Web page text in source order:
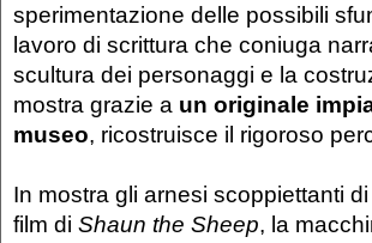
sperimentazione delle possibili
lavoro di scrittura che coniuga
scultura dei personaggi e la
mostra grazie a un originale
museo, ricostruisce il rigoroso
In mostra gli arnesi scoppiettanti
film di Shaun the Sheep, la